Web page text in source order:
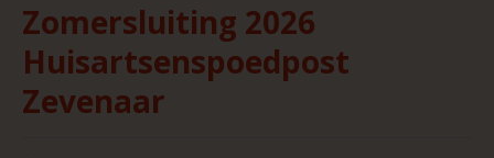
Zomersluiting 2026
Huisartsenspoedpost
Zevenaar